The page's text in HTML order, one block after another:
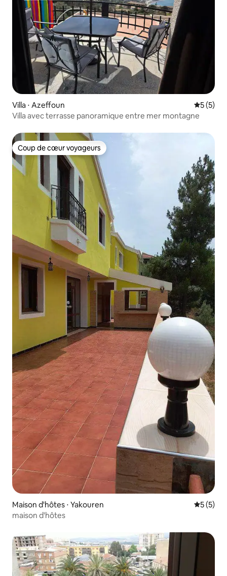
Villa ⋅ Azeffoun
5 (5)
Villa avec terrasse panoramique entre mer montagne
Coup de cœur voyageurs
Coup de cœur voyageurs
Maison d'hôtes ⋅ Yakouren
5 (5)
maison d'hôtes